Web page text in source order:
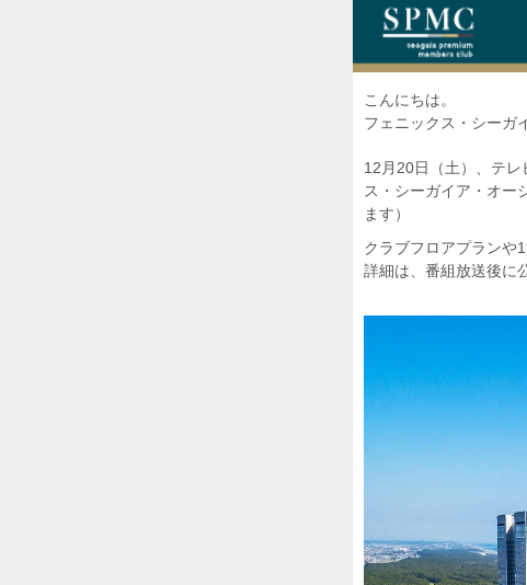
こんにちは。
フェニックス・シーガ
12月20日（土）、テ
ス・シーガイア・オー
ます）
クラブフロアプランや
詳細は、番組放送後に